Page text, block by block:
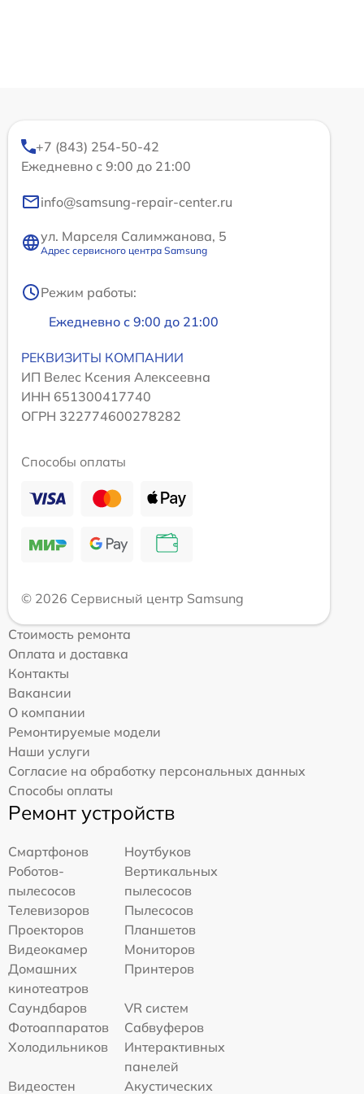
+7 (843) 254-50-42
Ежедневно с 9:00 до 21:00
info@samsung-repair-center.ru
ул. Марселя Салимжанова, 5
Адрес сервисного центра Samsung
Режим работы:
Ежедневно с 9:00 до 21:00
РЕКВИЗИТЫ КОМПАНИИ
ИП Велес Ксения Алексеевна
ИНН 651300417740
ОГРН 322774600278282
Способы оплаты
© 2026 Сервисный центр Samsung
Стоимость ремонта
Оплата и доставка
Контакты
Вакансии
О компании
Ремонтируемые модели
Наши услуги
Согласие на обработку персональных данных
Способы оплаты
Ремонт устройств
Смартфонов
Ноутбуков
Роботов-
пылесосов
Вертикальных
пылесосов
Телевизоров
Пылесосов
Проекторов
Планшетов
Видеокамер
Мониторов
Домашних
кинотеатров
Принтеров
Саундбаров
VR систем
Фотоаппаратов
Сабвуферов
Холодильников
Интерактивных
панелей
Видеостен
Акустических